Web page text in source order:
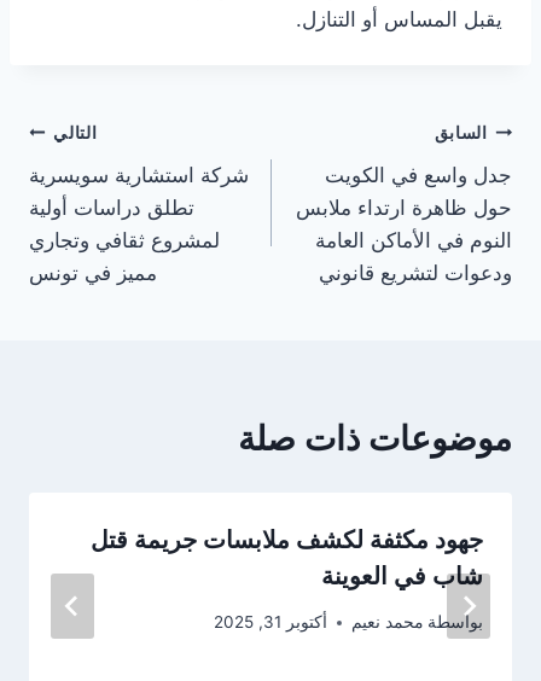
يقبل المساس أو التنازل.
تصفّح
المقالات
السابق
جدل واسع في الكويت
حول ظاهرة ارتداء ملابس
النوم في الأماكن العامة
ودعوات لتشريع قانوني
التالي
شركة استشارية سويسرية
تطلق دراسات أولية
لمشروع ثقافي وتجاري
مميز في تونس
موضوعات ذات صلة
جهود مكثفة لكشف ملابسات جريمة قتل
شاب في العوينة
بواسطة محمد نعيم أكتوبر 31, 2025